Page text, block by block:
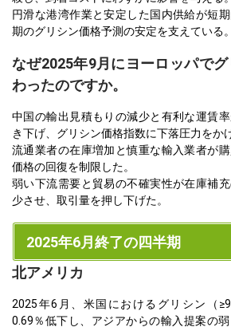
円滑な港湾作業と安定した国内供給が短
期のグリシン価格予測の安定を支えている。
なぜ2025年9月にヨーロッパで
わったのですか。
中国の輸出見積もりの減少と有利な運賃
き下げ、グリシン価格指数に下落圧力をか
流通業者の在庫増加と慎重な輸入業者が
価格の回復を制限した。
弱い下流需要と貿易の不確実性が在庫補
少させ、取引量を押し下げた。
2025年6月終了の四半期
北アメリカ
2025年6月、米国におけるグリシン（
0.69％低下し、アジアからの輸入提案の